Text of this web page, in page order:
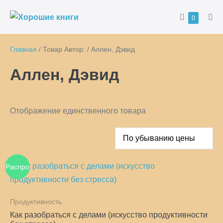
содержимому
Корзина
0Товары
Главная / Товар Автор: / Аллен, Дэвид
Аллен, Дэвид
Отображение единственного товара
Распро
Продуктивность
Как разобраться с делами (искусство продуктивности